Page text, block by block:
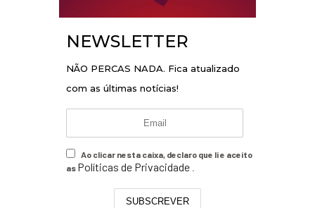
NEWSLETTER
NÃO PERCAS NADA. Fica atualizado
com as últimas notícias!
Ao clicar nesta caixa, declaro que li e aceito
as Políticas de Privacidade
SUBSCREVER